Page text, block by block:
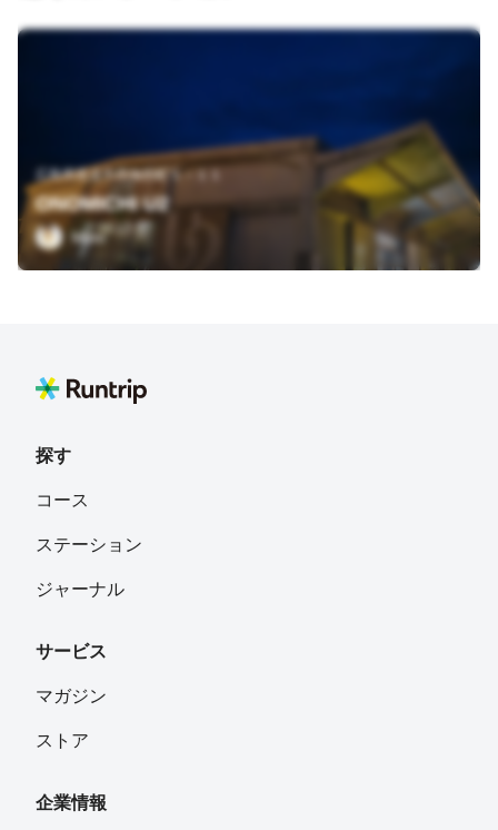
広島県尾道市西御所町５－１１
ONOMICHI U2
Mino
探す
コース
ステーション
ジャーナル
サービス
マガジン
ストア
企業情報